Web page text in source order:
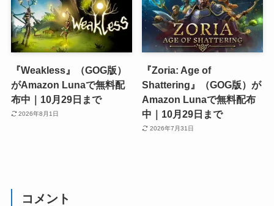
『Weakless』（GOG版）
がAmazon Lunaで無料配
布中｜10月29日まで
2026年8月1日
『Zoria: Age of
Shattering』（GOG版）が
Amazon Lunaで無料配布
中｜10月29日まで
2026年7月31日
コメント